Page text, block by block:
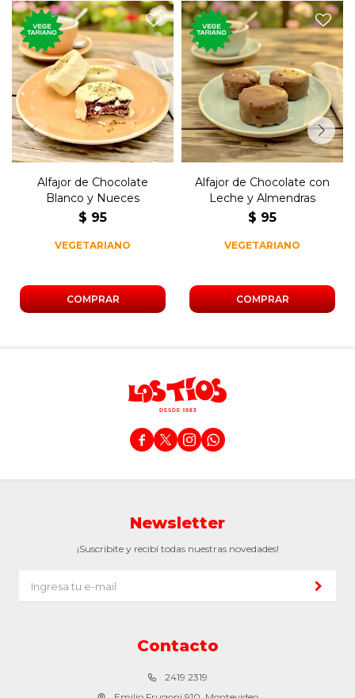
El tradicional postre dulce,
de chocolate blanco y
nueces, relleno de dulce de
leche.
Alfajor de Chocolate
Blanco y Nueces
$ 95
VEGETARIANO
El tradicional postre dulce,
de chocolate, relleno de dulce
de leche y almendras.
Alfajor de Chocolate con
Leche y Almendras
$ 95
VEGETARIANO
   
Contacto
2419 2319
Newsletter
¡Suscribite y recibí todas nuestras novedades!